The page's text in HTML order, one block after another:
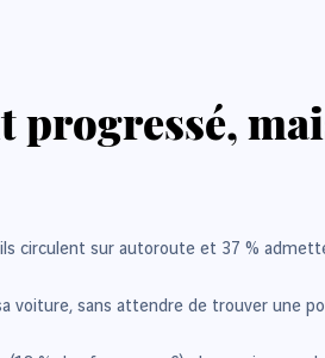
progressé,
circulent sur autoroute et 37 %
voiture, sans attendre de trouver une